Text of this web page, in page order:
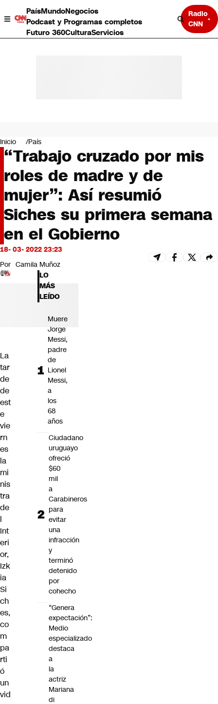
PaísMundoNegocios
Podcast y Programas completos
Futuro 360CulturaServicios
Radio
CNN
Negocios
Deportes
Programas completos
Cultura
Servicios
Bits
CNN Data
CNN tiempo
Futuro 360
Opinión
Inicio País
“Trabajo cruzado por mis
roles de madre y de
mujer”: Así resumió
Siches su primera semana
en el Gobierno
18- 03- 2022 23:23
Por Camila Muñoz
La
tar
de
de
est
e
vie
rn
es
la
mi
nis
tra
de
l
Int
eri
or,
Izk
ia
Si
ch
es,
co
m
pa
rti
ó
un
vid
LO
MÁS
LEÍDO
Muere
Jorge
Messi,
padre
de
Lionel
Messi,
a
los
68
años
Ciudadano
uruguayo
ofreció
$60
mil
a
Carabineros
para
evitar
una
infracción
y
terminó
detenido
por
cohecho
“Genera
expectación”:
Medio
especializado
destaca
a
la
actriz
Mariana
di